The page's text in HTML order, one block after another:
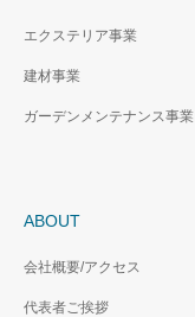
エクステリア事業
建材事業
ガーデンメンテナンス事業
ABOUT
会社概要/アクセス
代表者ご挨拶